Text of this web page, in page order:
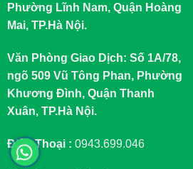
Phường Lĩnh Nam, Quận Hoàng
Mai, TP.Hà Nội.
Văn Phòng Giao Dịch: Số 1A/78,
ngõ 509 Vũ Tông Phan, Phường
Khương Đình, Quận Thanh
Xuân, TP.Hà Nội.
Điện Thoại : 0943.699.046